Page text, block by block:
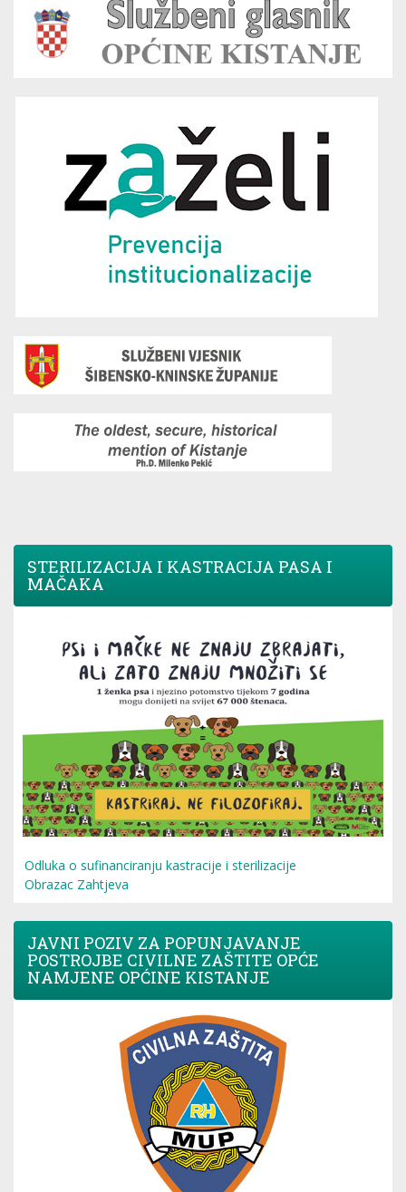
STERILIZACIJA I KASTRACIJA PASA I
MAČAKA
Odluka o sufinanciranju kastracije i sterilizacije
Obrazac Zahtjeva
JAVNI POZIV ZA POPUNJAVANJE
POSTROJBE CIVILNE ZAŠTITE OPĆE
NAMJENE OPĆINE KISTANJE